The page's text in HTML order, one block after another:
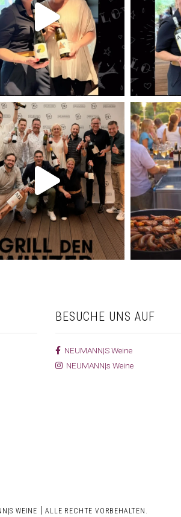
BESUCHE UNS AUF
NEUMANN|S Weine
NEUMANN|s Weine
WEINE |ALLE RECHTE VORBEHALTEN.